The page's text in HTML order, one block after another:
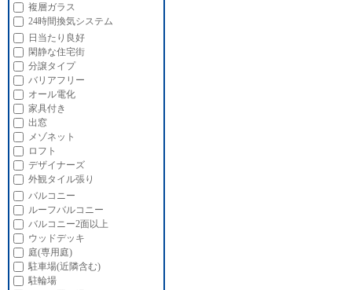
複層ガラス
24時間換気システム
日当たり良好
閑静な住宅街
分譲タイプ
バリアフリー
オール電化
家具付き
出窓
メゾネット
ロフト
デザイナーズ
外観タイル張り
バルコニー
ルーフバルコニー
バルコニー2面以上
ウッドデッキ
庭(専用庭)
駐車場(近隣含む)
駐輪場